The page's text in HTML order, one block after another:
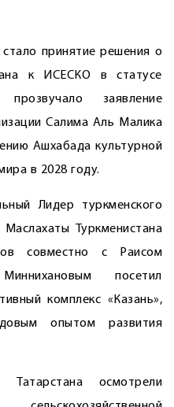
принятие решения о
к ИСЕСКО в статусе
заявление
Салима Аль Малика
Ашхабада культурной
в 2028 году.
Лидер туркменского
Туркменистана
совместно с Раисом
посетил
комплекс «Казань»,
опытом развития
осмотрели